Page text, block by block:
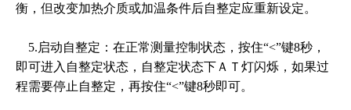
衡，但改变加热介质或加温条件后自整定应重新设定。
5.启动自整定：在正常测量控制状态，按住“<”键8秒，
即可进入自整定状态，自整定状态下ＡＴ灯闪烁，如果过
程需要停止自整定，再按住“<”键8秒即可。